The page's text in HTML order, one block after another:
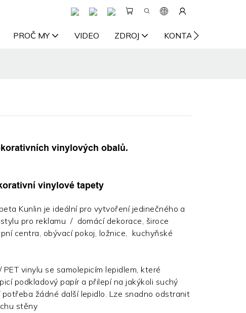
PROČ MY VIDEO ZDROJ KONTAKTUJTE NÁS
vinylových obalů.
vinylové tapety
Kunlin je ideální pro vytvoření jedinečného a
pro reklamu / domácí dekorace, široce
centra, obývací pokoj, ložnice, kuchyňské
PET vinylu se samolepicím lepidlem, které
podkladový papír a přilepí na jakýkoli suchý
potřeba žádné další lepidlo. Lze snadno odstranit
stěny